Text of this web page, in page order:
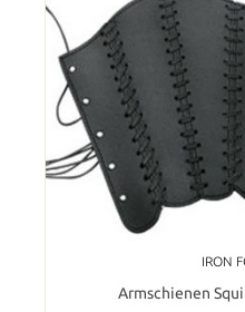
IRON
Armschienen